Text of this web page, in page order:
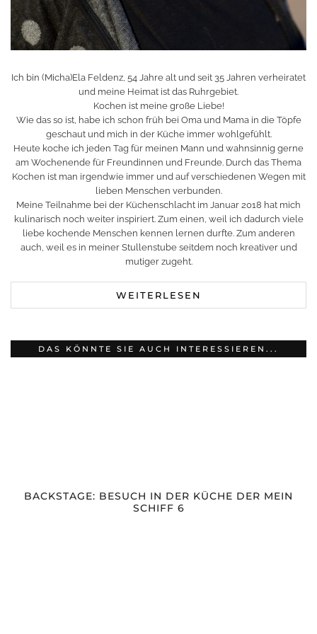
Ich bin (Micha)Ela Feldenz, 54 Jahre alt und seit 35 Jahren verheiratet
und meine Heimat ist das Ruhrgebiet.
Kochen ist meine große Liebe!
Wie das so ist, habe ich schon früh bei Oma und Mama in die Töpfe
geschaut und mich in der Küche immer wohlgefühlt.
Heute koche ich jeden Tag für meinen Mann und wahnsinnig gerne
am Wochenende für Freundinnen und Freunde. Durch das Thema
Kochen ist man irgendwie immer und auf verschiedenen Wegen mit
lieben Menschen verbunden.
Meine Teilnahme bei der Küchenschlacht im Januar 2018 hat mich
kulinarisch noch weiter inspiriert. Zum einen, weil ich dadurch viele
liebe kochende Menschen kennen lernen durfte. Zum anderen
auch, weil es in meiner Stullenstube seitdem noch kreativer und
mutiger zugeht.
WEITERLESEN
DAS KÖNNTE SIE AUCH INTERESSIEREN...
BACKSTAGE: BESUCH IN DER KÜCHE DER MEIN
SCHIFF 6